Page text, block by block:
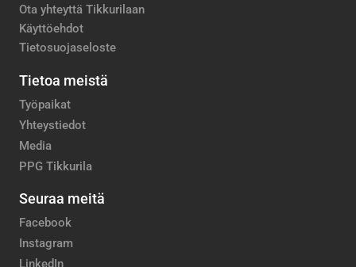
Ota yhteyttä Tikkurilaan
Käyttöehdot
Tietosuojaseloste
Tietoa meistä
Työpaikat
Yhteystiedot
Media
PPG Tikkurila
Seuraa meitä
Facebook
Instagram
LinkedIn